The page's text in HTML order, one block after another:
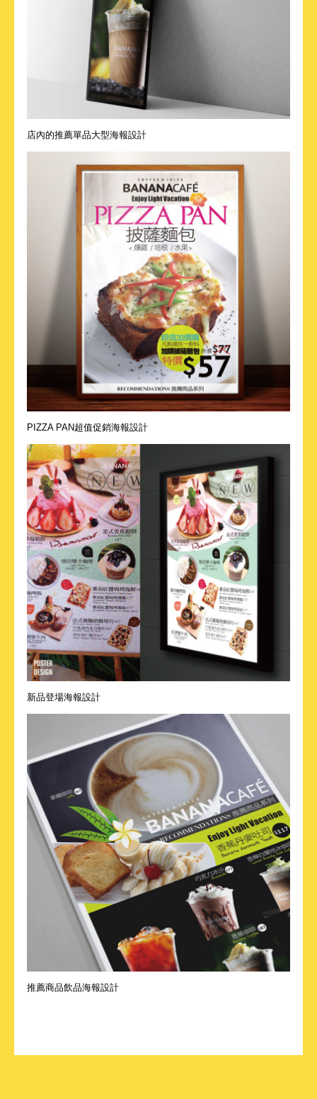
店內的推薦單品大型海報設計
PIZZA PAN超值促銷海報設計
新品登場海報設計
推薦商品飲品海報設計